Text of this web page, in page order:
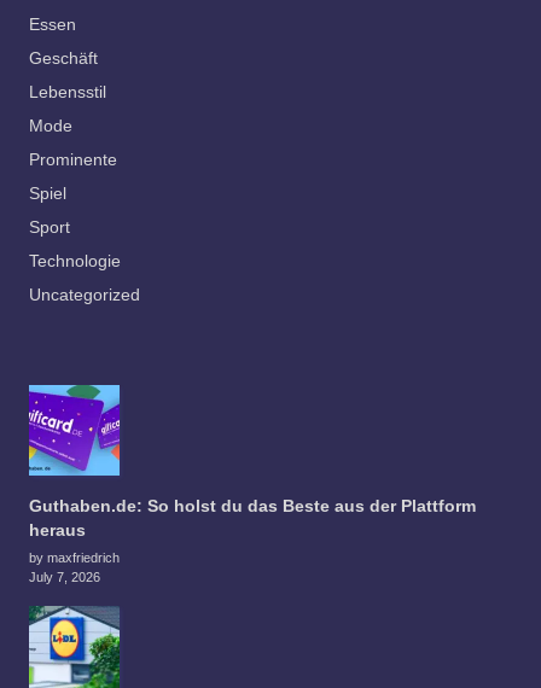
Essen
Geschäft
Lebensstil
Mode
Prominente
Spiel
Sport
Technologie
Uncategorized
Guthaben.de: So holst du das Beste aus der Plattform
heraus
by maxfriedrich
July 7, 2026